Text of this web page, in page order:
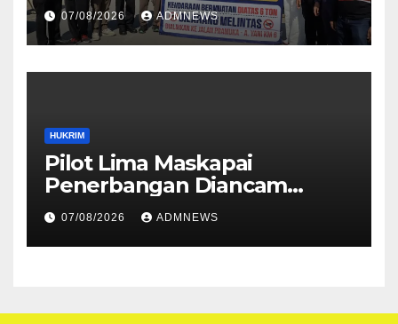
Dibuka
07/08/2026 ADMNEWS
HUKRIM
Pilot Lima Maskapai
Penerbangan Diancam
Ditembak Mati OPM
07/08/2026 ADMNEWS